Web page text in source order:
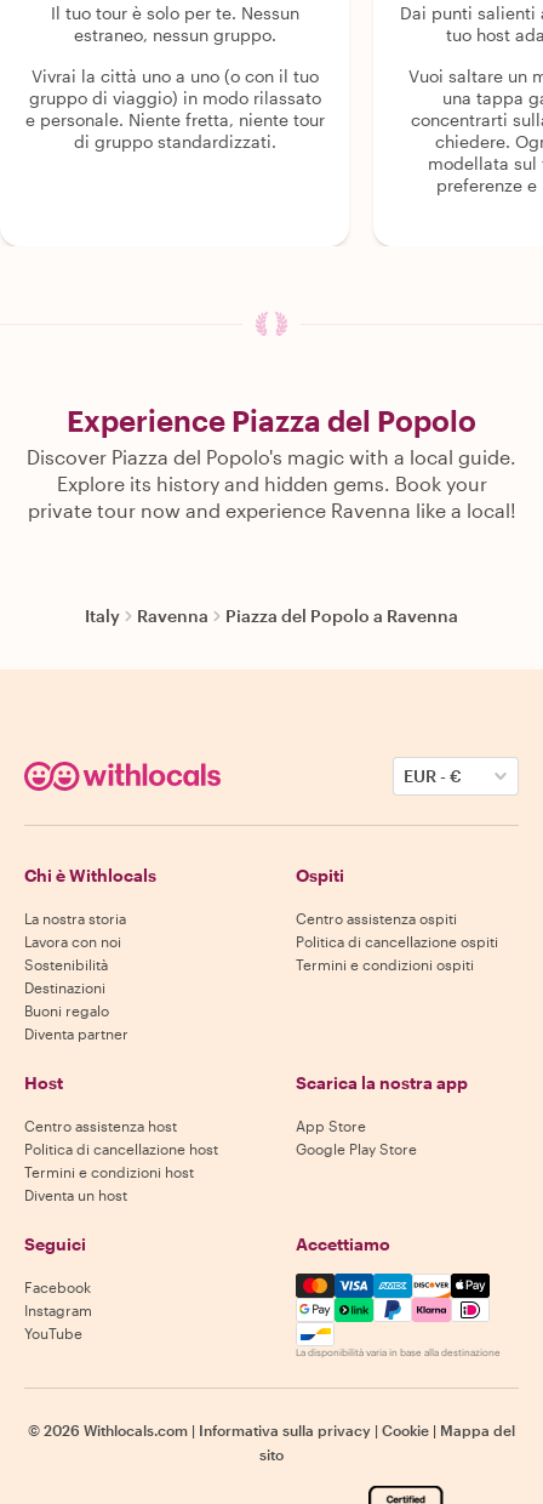
Il tuo tour è solo per te. Nessun
estraneo, nessun gruppo.
Vivrai la città uno a uno (o con il tuo
gruppo di viaggio) in modo rilassato
e personale. Niente fretta, niente tour
di gruppo standardizzati.
Dai punti salienti
tuo host
Vuoi saltare un
una tappa
concentrarti
chiedere.
modellata sul
preferenze
Experience Piazza del Popolo
Discover Piazza del Popolo's magic with a local guide.
Explore its history and hidden gems. Book your
private tour now and experience Ravenna like a local!
Italy Ravenna Piazza del Popolo a Ravenna
EUR-€
Chi è Withlocals
La nostra storia
Lavora con noi
Sostenibilità
Destinazioni
Buoni regalo
Diventa partner
Ospiti
Centro assistenza ospiti
Politica di cancellazione ospiti
Termini e condizioni ospiti
Host
Centro assistenza host
Politica di cancellazione host
Termini e condizioni host
Diventa un host
Scarica la nostra app
App Store
Google Play Store
Seguici
Facebook
Instagram
YouTube
Accettiamo
Mastercard, Visa, Amex,
La disponibilità varia in base alla destinazione
© 2026 Withlocals.com | Informativa sulla privacy | Cookie | Mappa del
sito